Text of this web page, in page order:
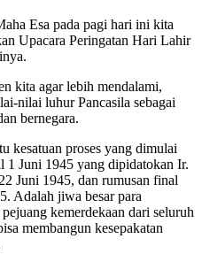
Esa pada pagi hari ini kita
Upacara Peringatan Hari Lahir
kita agar lebih mendalami,
nilai luhur Pancasila sebagai
bernegara.
kesatuan proses yang dimulai
1 Juni 1945 yang dipidatokan Ir.
Juni 1945, dan rumusan final
Adalah jiwa besar para
kemerdekaan dari seluruh
membangun kesepakatan